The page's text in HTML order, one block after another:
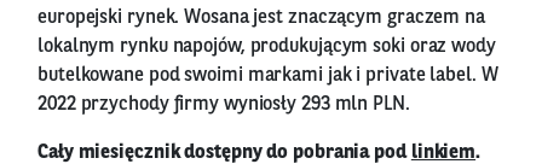
europejski rynek. Wosana jest znaczącym graczem na
lokalnym rynku napojów, produkującym soki oraz wody
butelkowane pod swoimi markami jak i private label. W
2022 przychody firmy wyniosły 293 mln PLN.
Cały miesięcznik dostępny do pobrania pod linkiem.